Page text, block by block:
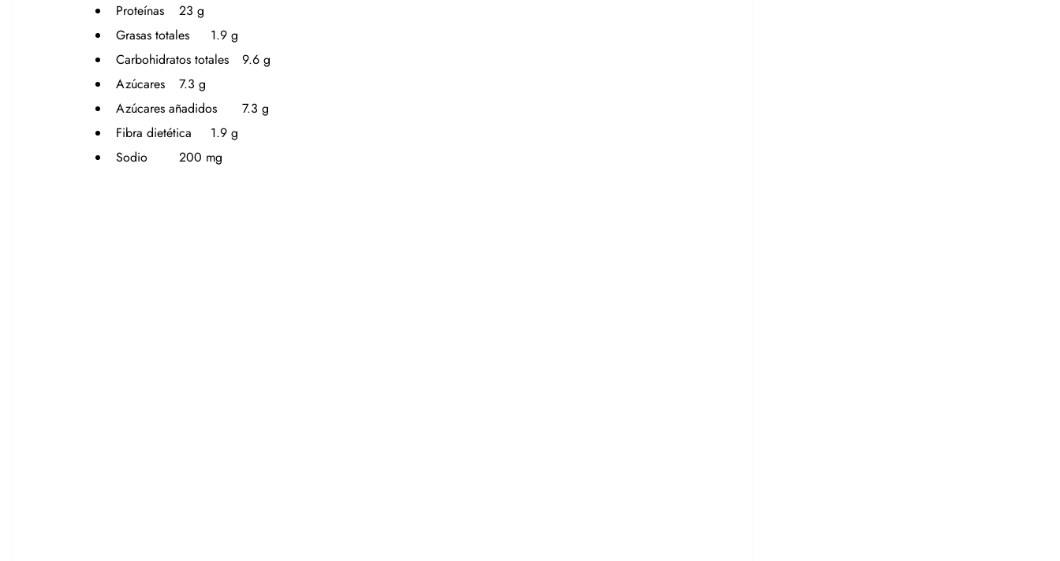
Proteínas	23 g
Grasas totales	1.9 g
Carbohidratos totales	9.6 g
Azúcares	7.3 g
Azúcares añadidos	7.3 g
Fibra dietética	1.9 g
Sodio	200 mg